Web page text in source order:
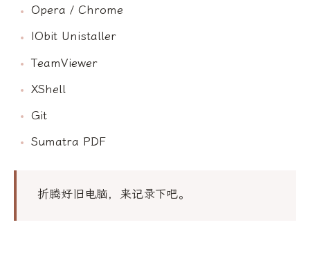
Opera / Chrome
IObit Unistaller
TeamViewer
XShell
Git
Sumatra PDF
折腾好旧电脑，来记录下吧。